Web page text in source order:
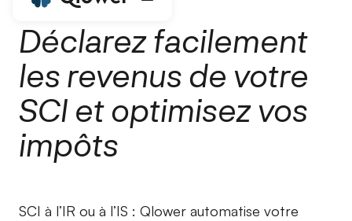
Déclarez facilement
les revenus de votre
SCI et optimisez vos
impôts
SCI à l’IR ou à l’IS : Qlower automatise votre